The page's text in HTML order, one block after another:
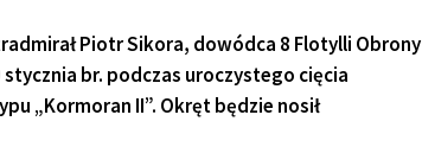
Piotr Sikora, dowódca 8 Flotylli Obrony
br. podczas uroczystego cięcia
„Kormoran II”. Okręt będzie nosił